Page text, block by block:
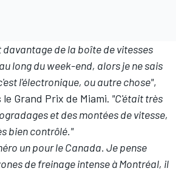
de la boîte de vitesses
long du week-end, alors je ne sais
l'électronique, ou autre chose",
Grand Prix de Miami. "C'était très
et des montées de vitesse,
bien contrôlé."
un pour le Canada. Je pense
de freinage intense à Montréal, il